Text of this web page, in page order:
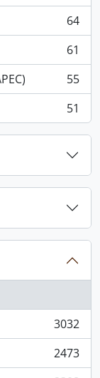
64
61
55
51
3032
2473